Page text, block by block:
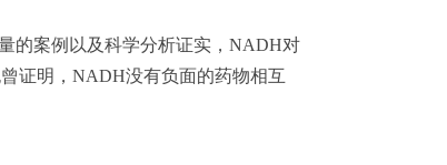
的案例以及科学分析证实，NADH对
证明，NADH没有负面的药物相互